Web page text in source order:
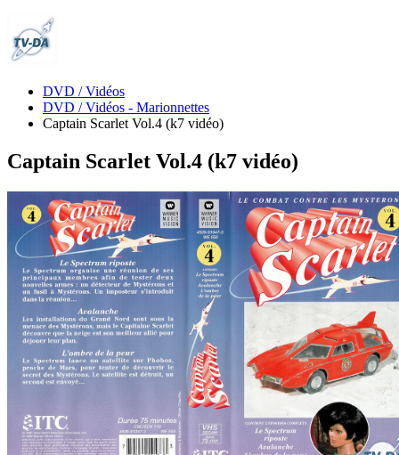
DVD / Vidéos
DVD / Vidéos - Marionnettes
Captain Scarlet Vol.4 (k7 vidéo)
Captain Scarlet Vol.4 (k7 vidéo)